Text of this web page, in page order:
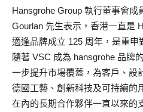
Hansgrohe Group 執行董事會
Gourlan 先生表示，香港一直是
適逢品牌成立 125 周年，是重申
隨著 VSC 成為 hansgrohe 品牌
一步提升市場覆蓋，為客戶、設
德國工藝、創新科技及可持續的
在內的長期合作夥伴一直以來的